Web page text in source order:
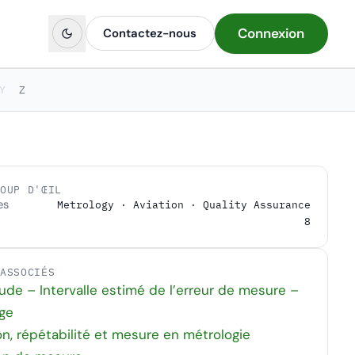
Contactez-nous Connexion
Y Z
D'ŒIL
Metrology · Aviation · Quality Assurance
8
– Intervalle estimé de l’erreur de mesure –
répétabilité et mesure en métrologie